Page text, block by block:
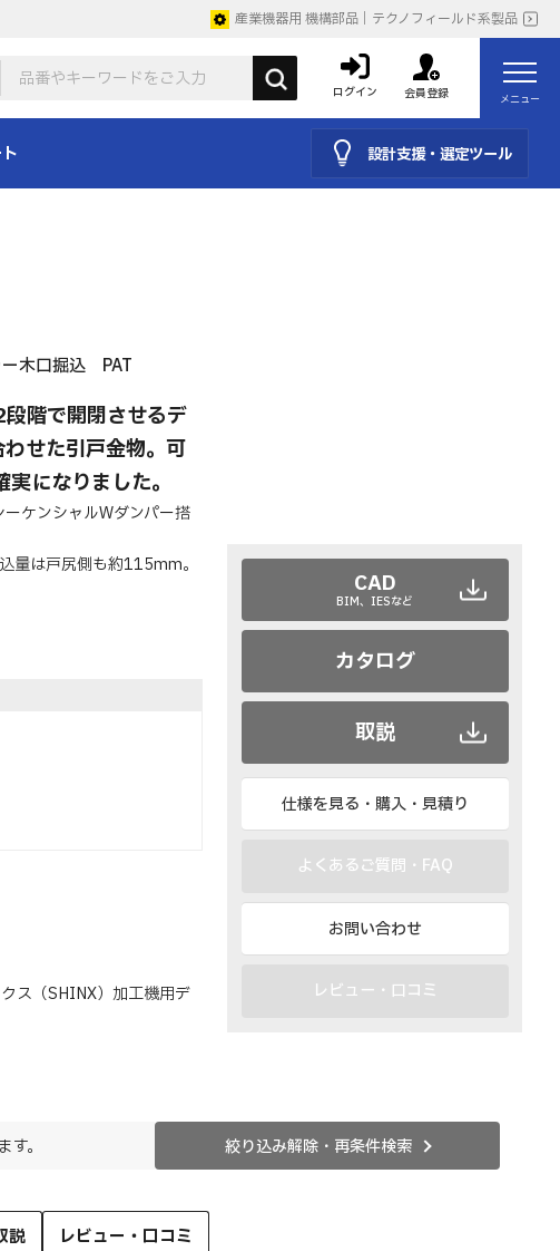
産業機器用 機構部品｜テクノフィールド系製品
ログイン 会員登録 メニュー
設計支援・選定ツール
ー木口掘込 PAT
階で開閉させるデ
せた引戸金物。可
になりました。
ケンシャルWダンパー搭
量は戸尻側も約115mm。
（SHINX）加工機用デ
CAD
BIM、IESなど
カタログ
取説
仕様を見る・購入・見積り
よくあるご質問・FAQ
お問い合わせ
レビュー・口コミ
。 絞り込み解除・再条件検索
説 レビュー・口コミ